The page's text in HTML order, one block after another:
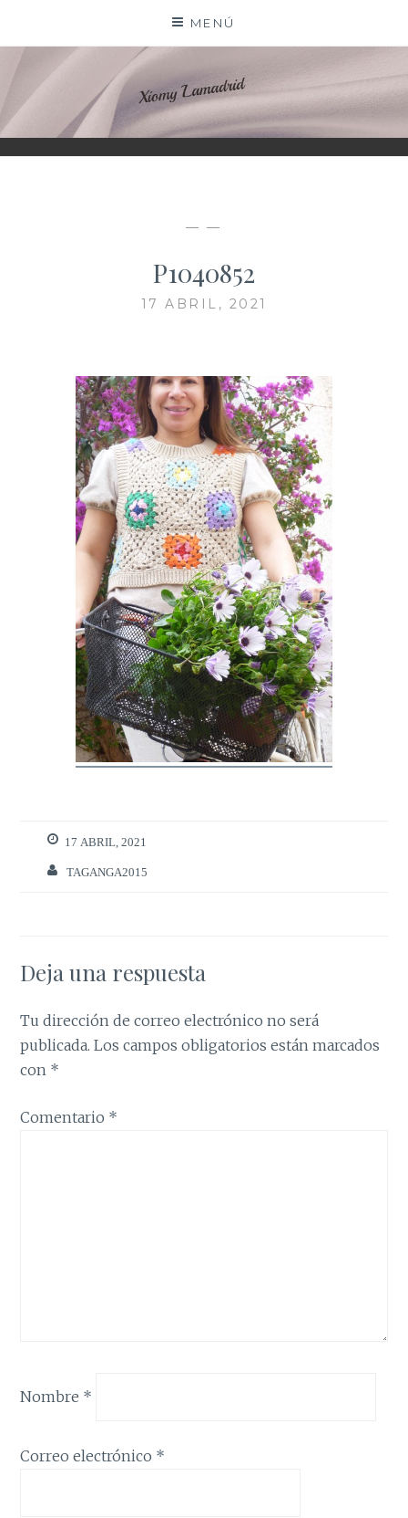
contenido
MENÚ
XIOMY LAMADRID
— —
P1040852
17 ABRIL, 2021
17 ABRIL, 2021
TAGANGA2015
Deja una respuesta
Tu dirección de correo electrónico no será
publicada. Los campos obligatorios están marcados
con *
Comentario *
Nombre *
Correo electrónico *